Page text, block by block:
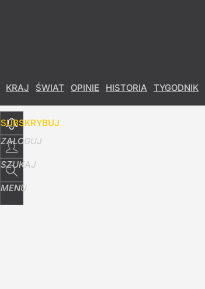
KRAJ ŚWIAT OPINIE HISTORIA TYGODNIK
SUBSKRYBUJ
ZALOGUJ
SZUKAJ
MENU